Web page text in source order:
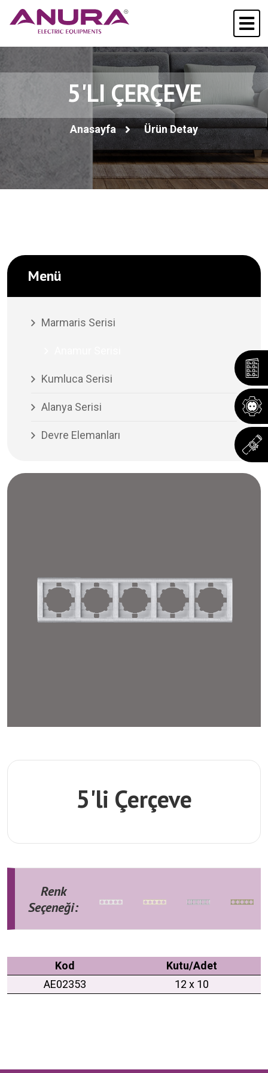
5'LI ÇERÇEVE
Anasayfa Ürün Detay
Menü
Marmaris Serisi
Kumluca Serisi
Alanya Serisi
Devre Elemanları
5'li Çerçeve
Renk
Seçeneği:
Kod
Kutu/Adet
AE02353
12 x 10